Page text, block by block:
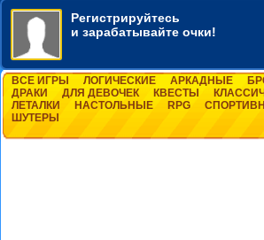
Регистрируйтесь
и зарабатывайте очки!
ВСЕ ИГРЫ ЛОГИЧЕСКИЕ АРКАДНЫЕ
ДРАКИ
ДЛЯ ДЕВОЧЕК КВЕСТЫ
ЛЕТАЛКИ
НАСТОЛЬНЫЕ RPG
ШУТЕРЫ